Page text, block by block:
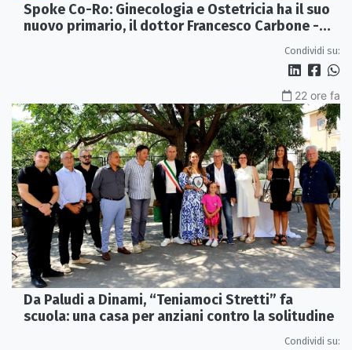
Spoke Co-Ro: Ginecologia e Ostetricia ha il suo
nuovo primario, il dottor Francesco Carbone -
Condividi su:
22 ore fa
Da Paludi a Dinami, “Teniamoci Stretti” fa
scuola: una casa per anziani contro la solitudine
Condividi su: